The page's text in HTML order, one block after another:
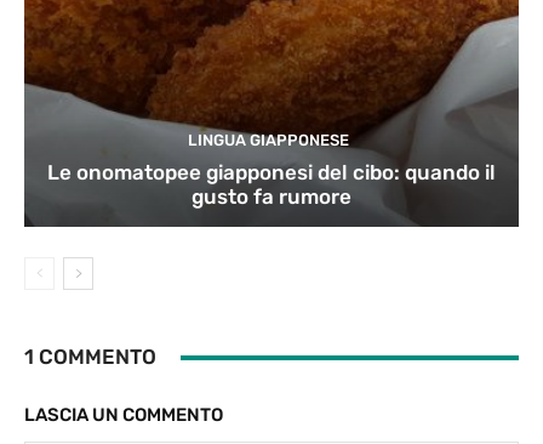
LINGUA GIAPPONESE
Le onomatopee giapponesi del cibo: quando il
gusto fa rumore
1 COMMENTO
LASCIA UN COMMENTO